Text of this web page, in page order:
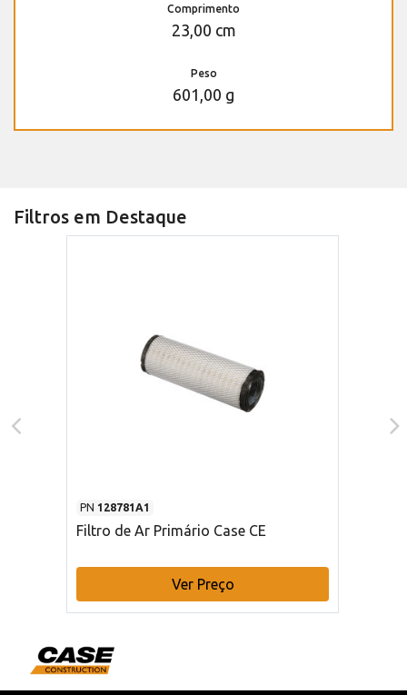
Comprimento
23,00 cm
Peso
601,00 g
Filtros em Destaque
PN 128781A1
Filtro de Ar Primário Case CE
Ver Preço